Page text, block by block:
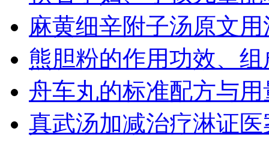
麻黄细辛附子汤原文用
熊胆粉的作用功效、组
舟车丸的标准配方与用
真武汤加减治疗淋证医